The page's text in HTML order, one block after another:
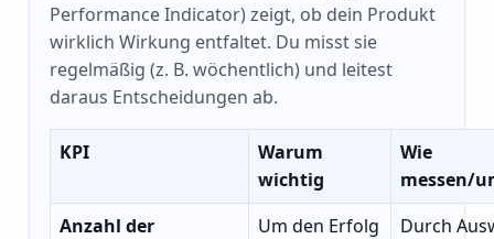
Performance Indicator) zeigt, ob dein Produkt
wirklich Wirkung entfaltet. Du misst sie
regelmäßig (z. B. wöchentlich) und leitest
daraus Entscheidungen ab.
KPI
Warum
wichtig
Wie
messen/
Anzahl der
Um den Erfolg
Durch